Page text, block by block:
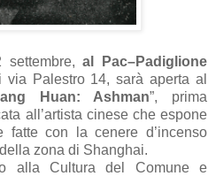
settembre,al Pac–Padiglione
Palestro 14, sarà aperta al
Huan: Ashman”, prima
all’artista cinese che espone
fatte con la cenere d’incenso
zona di Shanghai.
alla Cultura del Comune e